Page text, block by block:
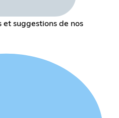
et suggestions de nos